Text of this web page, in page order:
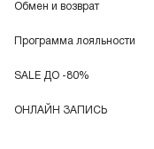
Обмен и возврат
Программа лояльности
SALE ДО -80%
ОНЛАЙН ЗАПИСЬ